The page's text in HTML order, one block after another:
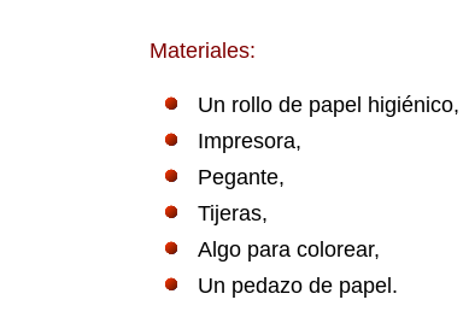
Materiales:
Un rollo de papel higiénico,
Impresora,
Pegante,
Tijeras,
Algo para colorear,
Un pedazo de papel.